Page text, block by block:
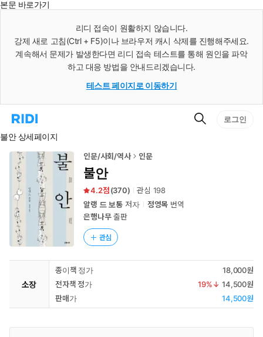
본문 바로가기
리디 접속이 원활하지 않습니다.
강제 새로 고침(Ctrl + F5)이나 브라우저 캐시 삭제를 진행해주세요.
계속해서 문제가 발생한다면 리디 접속 테스트를 통해 원인을 파악
하고 대응 방법을 안내드리겠습니다.
테스트 페이지로 이동하기
리
홈
로
이
동
검
로그인
불안 상세페이지
인문/사회/역사 인문
불안
4.2 (370) 관심 198
알랭 드 보통 저자 정영목 번역
은행나무출판
관심
소장
종이책 정가
18,000원
전자책 정가
19%↓ 14,500원
판매가
14,500원